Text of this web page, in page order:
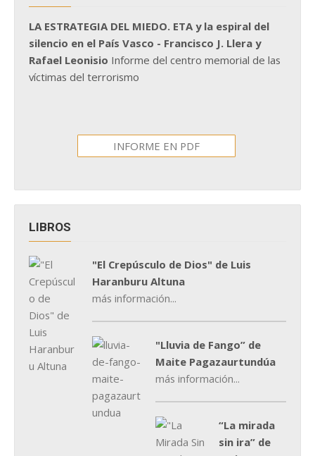
LA ESTRATEGIA DEL MIEDO. ETA y la espiral del
silencio en el País Vasco - Francisco J. Llera y
Rafael Leonisio Informe del centro memorial de las
víctimas del terrorismo
INFORME EN PDF
LIBROS
"El Crepúsculo de Dios" de Luis
Haranburu Altuna
más información...
"Lluvia de Fango” de
Maite Pagazaurtundúa
más información...
“La mirada
sin ira” de